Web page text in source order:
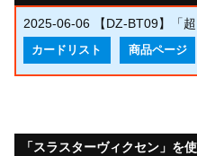
2025-06-06 【DZ-BT09】「超
カードリスト 商品ページ
「スラスターヴィクセン」を